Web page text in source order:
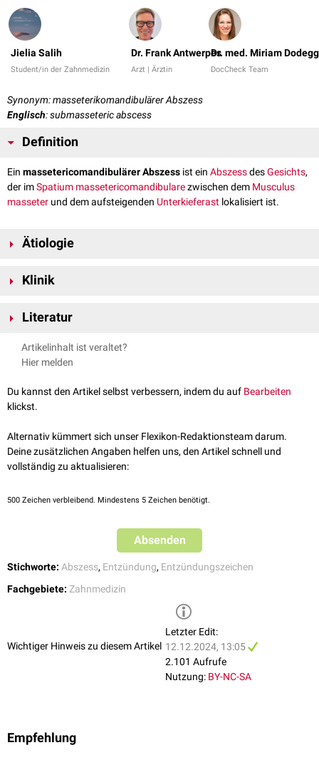
Jielia Salih
Student/in der Zahnmedizin
Dr. Frank Antwerpes
Arzt | Ärztin
Dr. med. Miriam
DocCheck Team
Synonym: masseterikomandibulärer Abszess
Englisch: submasseteric abscess
Definition
Ein massetericomandibulärer Abszess ist ein AbszessdesGesichts,
der imSpatium massetericomandibularezwischen dem Musculus
masseter und dem aufsteigenden Unterkieferast lokalisiert ist.
Ätiologie
Komplikation
Ausbreitung eines
Klinik
Kieferklemme(Trismus
Literatur
Basic - MKG von H. Holtmann, B. Hackenberg, B. Wilhelm, 3. Auflage,
Artikelinhalt ist veraltet?
Hier melden
Du kannst den Artikel selbst verbessern, indem du auf Bearbeiten
klickst.
Alternativ kümmert sich unser Flexikon-Redaktionsteam darum.
Deine zusätzlichen Angaben helfen uns, den Artikel schnell und
vollständig zu aktualisieren:
500 Zeichen verbleibend. Mindestens 5 Zeichen benötigt.
Absenden
Stichworte: Abszess, Entzündung, Entzündungszeichen
Fachgebiete: Zahnmedizin
Wichtiger Hinweis zu diesem Artikel
Letzter Edit:
12.12.2024, 13:05
2.101 Aufrufe
Nutzung: BY-NC-SA
Empfehlung